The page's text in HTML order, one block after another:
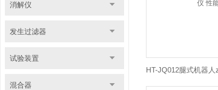
消解仪
发生过滤器
试验装置
混合器